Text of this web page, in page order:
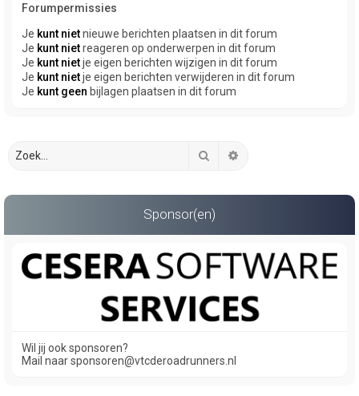
Forumpermissies
Je kunt nietnieuwe berichten plaatsen in dit forum
Je kunt nietreageren op onderwerpen in dit forum
Je kunt nietje eigen berichten wijzigen in dit forum
Je kunt nietje eigen berichten verwijderen in dit forum
Je kunt geen bijlagen plaatsen in dit forum
Zoek
Sponsor(en)
Wil jij ook sponsoren?
Mail naar sponsoren@vtcderoadrunners.nl